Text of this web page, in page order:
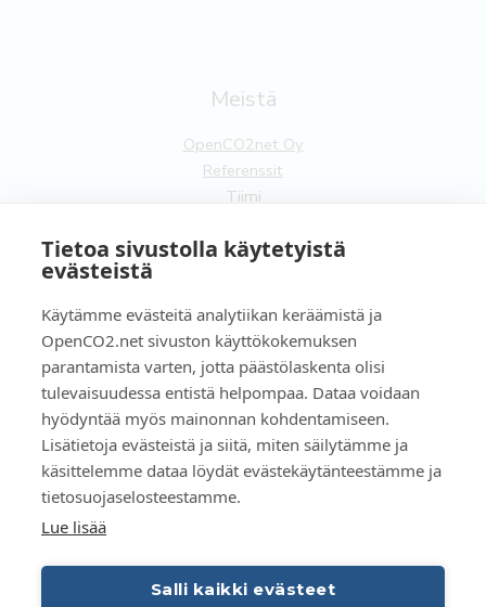
Tietoa sivustolla käytetyistä
evästeistä
Käytämme evästeitä analytiikan keräämistä ja
OpenCO2.net sivuston käyttökokemuksen
parantamista varten, jotta päästölaskenta olisi
tulevaisuudessa entistä helpompaa. Dataa voidaan
hyödyntää myös mainonnan kohdentamiseen.
Lisätietoja evästeistä ja siitä, miten säilytämme ja
käsittelemme dataa löydät evästekäytänteestämme ja
tietosuojaselosteestamme.
Lue lisää
Salli kaikki evästeet
Meistä
OpenCO2net Oy
Referenssit
Tiimi
Ota yhteyttä
Tilaa uutiskirje
Käyttöehdot
Tietosuojaseloste
Evästeet
FI
EN